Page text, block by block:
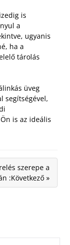
is
a
ugyanis
ha a
tárolás
üveg
segítségével,
is az ideális
szerepe a
:Következő »